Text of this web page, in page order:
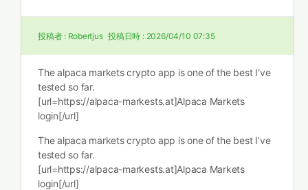
投稿者 : Robertjus 投稿日時 : 2026/04/10 07:35
The alpaca markets crypto app is one of the best I’ve
tested so far.
[url=https://alpaca-markests.at]Alpaca Markets
login[/url]
The alpaca markets crypto app is one of the best I’ve
tested so far.
[url=https://alpaca-markests.at]Alpaca Markets
login[/url]